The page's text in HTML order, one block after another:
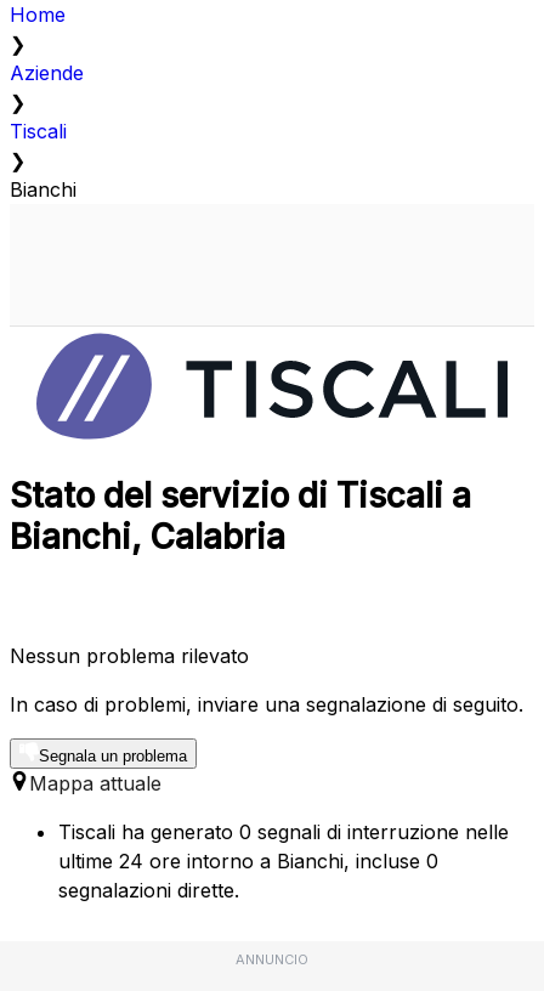
Home
❯
Aziende
❯
Tiscali
❯
Bianchi
Stato del servizio di Tiscali a
Bianchi, Calabria
Nessun problema rilevato
In caso di problemi, inviare una segnalazione di seguito.
Segnala un problema
Mappa attuale
Tiscali ha generato 0 segnali di interruzione nelle
ultime 24 ore intorno a Bianchi, incluse 0
segnalazioni dirette.
ANNUNCIO